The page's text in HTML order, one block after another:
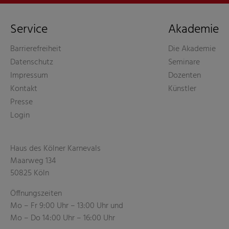
Service
Barrierefreiheit
Datenschutz
Impressum
Kontakt
Presse
Login
Akademie
Die Akademie
Seminare
Dozenten
Künstler
Haus des Kölner Karnevals
Maarweg 134
50825 Köln
Öffnungszeiten
Mo – Fr 9:00 Uhr – 13:00 Uhr und
Mo – Do 14:00 Uhr – 16:00 Uhr